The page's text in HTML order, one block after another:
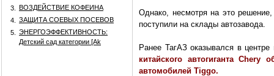
3.
ВОЗДЕЙСТВИЕ КОФЕИНА
4.
ЗАЩИТА СОЕВЫХ ПОСЕВОВ
5.
ЭНЕРГОЭФФЕКТИВНОСТЬ:
Детский сад категории [Аk
Однако, несмотря на это
поступили на склады автозавода.
Ранее ТагАЗ оказывался в
китайского автогиганта
автомобилей Tiggo.